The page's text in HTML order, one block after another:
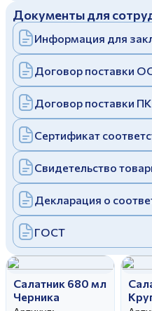
Заполняя и отправляя
cполитикой
Заполняя и отправляя
cполитикой
Дулевский фарфоровый
Политика
Документы для
Информация для
Договор поставки
Договор поставки ПК
Сертификат
Свидетельство
Декларация о
ГОСТ
Салатник 680 мл
Черника